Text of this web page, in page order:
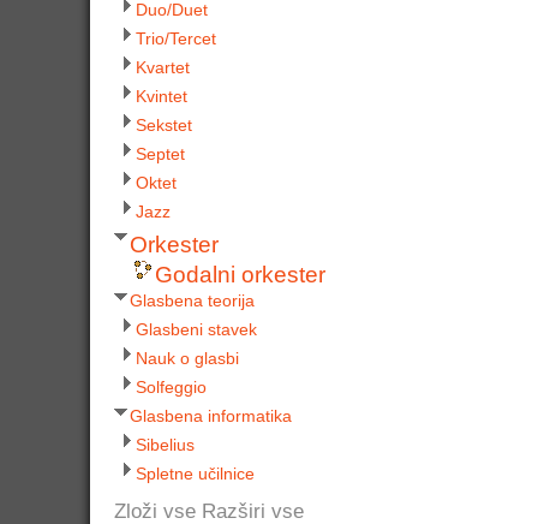
Duo/Duet
Trio/Tercet
Kvartet
Kvintet
Sekstet
Septet
Oktet
Jazz
Orkester
Godalni orkester
Glasbena teorija
Glasbeni stavek
Nauk o glasbi
Solfeggio
Glasbena informatika
Sibelius
Spletne učilnice
Zloži vse Razširi vse